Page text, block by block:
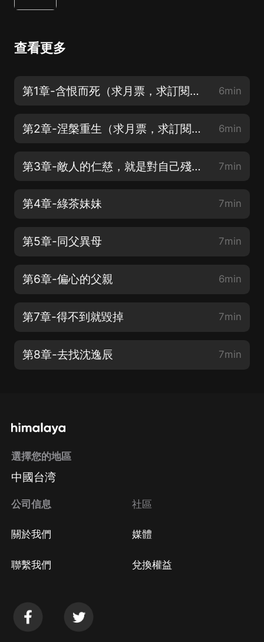
查看更多
第1章-含恨而死（求月票，求訂閱，求打賞，求關注） 6min
第2章-涅槃重生（求月票，求訂閱，求打賞，求關注） 6min
第3章-敵人的仁慈，就是對自己殘忍（求月票，求訂閱，求打賞，求關注） 7min
第4章-綠茶妹妹 7min
第5章-同父異母 7min
第6章-偏心的父親 6min
第7章-得不到就毀掉 7min
第8章-去找沈逸辰 7min
選擇您的地區
中國台湾
公司信息
關於我們
聯繫我們
社區
媒體
兌換權益